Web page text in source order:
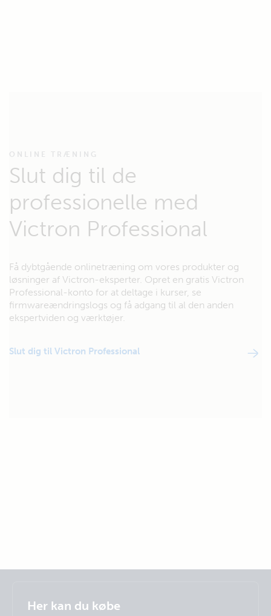
ONLINE TRÆNING
Slut dig til de
professionelle med
Victron Professional
Få dybtgående onlinetræning om vores produkter og
løsninger af Victron-eksperter. Opret en gratis Victron
Professional-konto for at deltage i kurser, se
firmwareændringslogs og få adgang til al den anden
ekspertviden og værktøjer.
Slut dig til Victron Professional
Dansk
Her kan du købe